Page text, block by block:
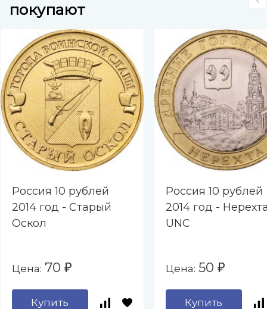
покупают
Россия 10 рублей
2014 год - Старый
Оскол
Цена: 70 ₽
Купить
Россия 10 рублей
2014 год -
UNC
Цена: 50 ₽
Купить